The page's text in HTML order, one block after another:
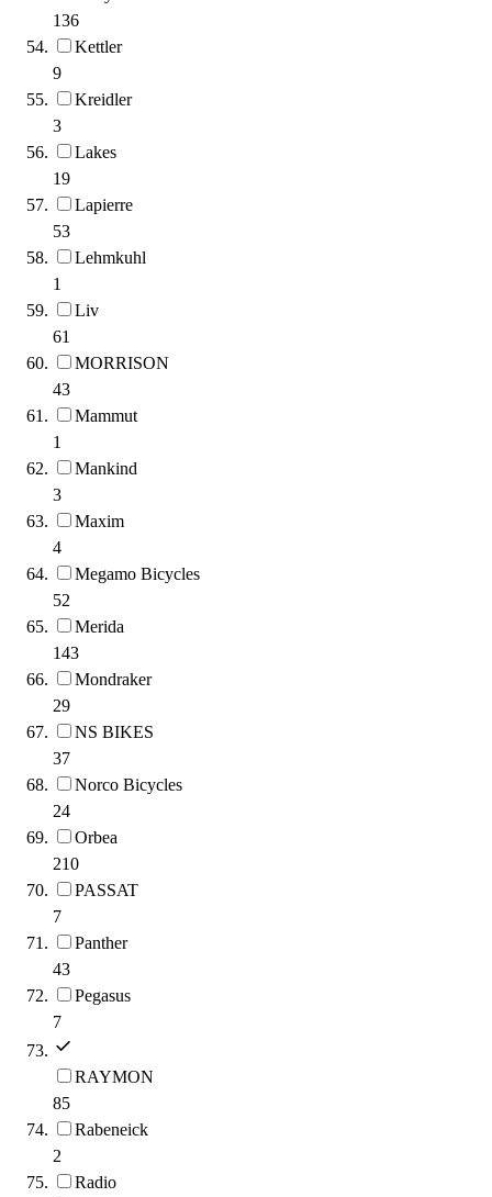
136
Kettler
9
Kreidler
3
Lakes
19
Lapierre
53
Lehmkuhl
1
Liv
61
MORRISON
43
Mammut
1
Mankind
3
Maxim
4
Megamo Bicycles
52
Merida
143
Mondraker
29
NS BIKES
37
Norco Bicycles
24
Orbea
210
PASSAT
7
Panther
43
Pegasus
7
RAYMON
85
Rabeneick
2
Radio